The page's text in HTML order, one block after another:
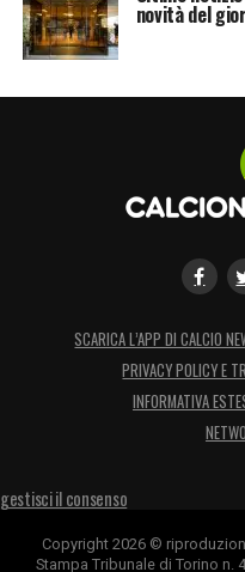
novità del
SCARICA L’APP DI CALCIO
PRIVACY POLICY E
INFORMATIVA
gestisci il consenso
Copyright 2026 ©
Stampa Tribunale di Torino n.